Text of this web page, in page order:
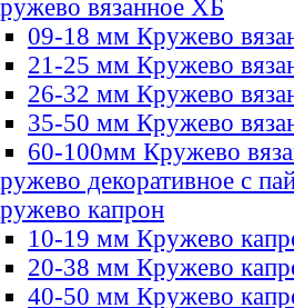
вязанное ХБ
09-18 мм Кружево
21-25 мм Кружево
26-32 мм Кружево
35-50 мм Кружево
60-100мм Кружево
декоративное с
капрон
10-19 мм Кружево
20-38 мм Кружево
40-50 мм Кружево